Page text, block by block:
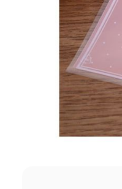
Materiaal
Verpakt per
Afmetingen
Reviews